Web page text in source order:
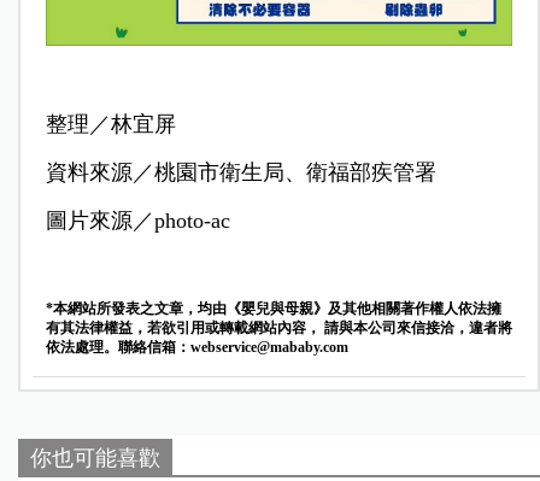
整理／林宜屏
資料來源／桃園市衛生局、衛福部疾管署
圖片來源／photo-ac
*本網站所發表之文章，均由《嬰兒與母親》及其他相關著作權人依法擁
有其法律權益，若欲引用或轉載網站內容， 請與本公司來信接洽，違者將
依法處理。聯絡信箱： webservice@mababy.com
你也可能喜歡